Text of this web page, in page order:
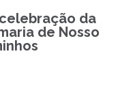
da
de Nosso